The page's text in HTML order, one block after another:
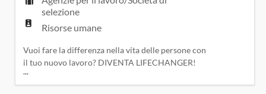
selezione
Risorse umane
Vuoi fare la differenza nella vita delle persone con
il tuo nuovo lavoro? DIVENTA LIFECHANGER!
Avrai la possibilità di farlo in una realtà attenta a
promuovere e garantire il Lavoro Sostenibile,
...